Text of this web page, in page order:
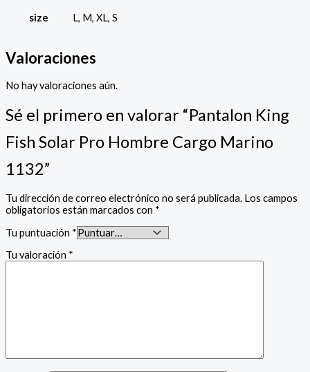
size L, M, XL, S
Valoraciones
No hay valoraciones aún.
Sé el primero en valorar “Pantalon King
Fish Solar Pro Hombre Cargo Marino
1132”
Tu dirección de correo electrónico no será publicada. Los campos
obligatorios están marcados con *
Tu puntuación *
Tu valoración *